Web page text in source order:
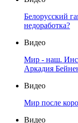
Белорусский
недоработка?
Видео
Мир - наш.
Аркадия
Видео
Мир после
Видео